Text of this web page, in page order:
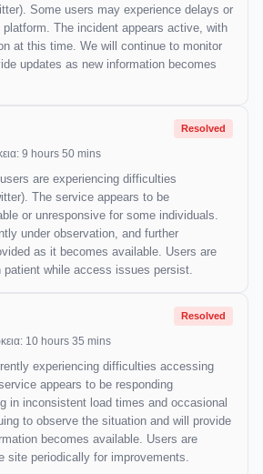
Some users may experience delays or
The incident appears active, with
at this time. We will continue to monitor
updates as new information becomes
Resolved
9 hours 50 mins
are experiencing difficulties
The service appears to be
or unresponsive for some individuals.
under observation, and further
as it becomes available. Users are
patient while access issues persist.
Resolved
10 hours 35 mins
experiencing difficulties accessing
appears to be responding
in inconsistent load times and occasional
to observe the situation and will provide
becomes available. Users are
site periodically for improvements.